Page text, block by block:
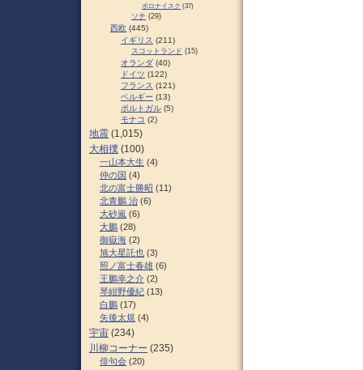
ポロナイスク (37)
ソチ (29)
西欧 (445)
イギリス (211)
スコットランド (15)
オランダ (40)
ドイツ (122)
フランス (121)
ベルギー (13)
ポルトガル (5)
モナコ (2)
地震 (1,015)
大相撲 (100)
一山本大生 (4)
仲の国 (4)
北の富士勝昭 (11)
北青鵬 治 (6)
大砂嵐 (6)
大鵬 (28)
御嶽海 (2)
旭大星託也 (3)
照ノ富士春雄 (6)
王鵬幸之介 (2)
琴紺野優紀 (13)
白鵬 (17)
矢後太規 (4)
宇宙 (234)
川柳コーナー (235)
俳句会 (20)